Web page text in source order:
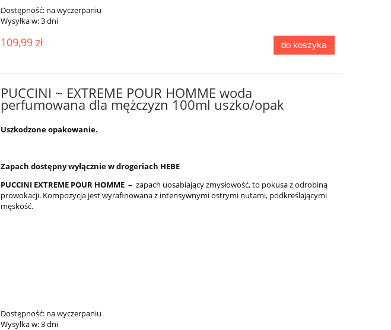
Dostępność: na wyczerpaniu
Wysyłka w:3 dni
109,99 zł do koszyka
PUCCINI ~ EXTREME POUR HOMME woda
perfumowana dla mężczyzn 100ml uszko/opak
Uszkodzone opakowanie.
Zapach dostępny wyłącznie w drogeriach HEBE
PUCCINI EXTREME POUR HOMME – zapach uosabiający zmysłowość, to pokusa z odrobiną
prowokacji. Kompozycja jest wyrafinowana z intensywnymi ostrymi nutami, podkreślającymi
męskość.
Dostępność: na wyczerpaniu
Wysyłka w:3 dni